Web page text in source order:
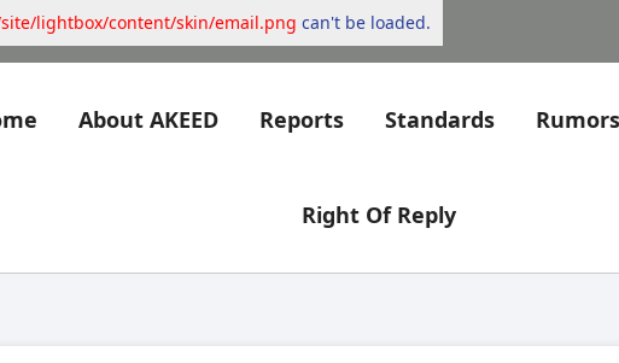
About AKEED Reports Standards Rumors
Right Of Reply
lightbox/content/skin/email.png can't be loaded.